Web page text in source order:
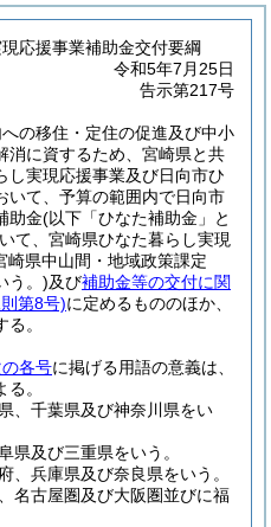
応援事業補助金交付要綱
令和5年7月25日
告示第217号
の移住・定住の促進及び中小
消に資するため、宮崎県と共
し実現応援事業及び日向市ひ
いて、予算の範囲内で日向市
助金(以下「ひなた補助金」と
て、宮崎県ひなた暮らし実現
崎県中山間・地域政策課定
う。)及び補助金等の交付に関
第8号)に定めるもののほか、
。
の各号に掲げる用語の意義は、
。
、千葉県及び神奈川県をい
及び三重県をいう。
兵庫県及び奈良県をいう。
名古屋圏及び大阪圏並びに福